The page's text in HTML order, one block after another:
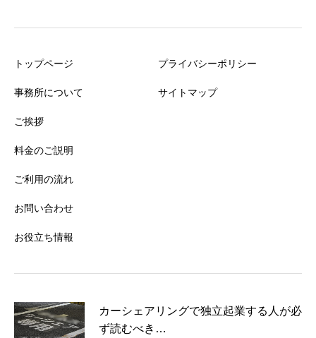
トップページ
事務所について
ご挨拶
料金のご説明
ご利用の流れ
お問い合わせ
お役立ち情報
プライバシーポリシー
サイトマップ
カーシェアリングで独立起業する人が必
ず読むべき…